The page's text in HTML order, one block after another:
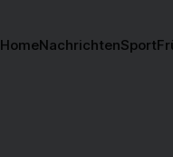
HomeNachrichtenSport